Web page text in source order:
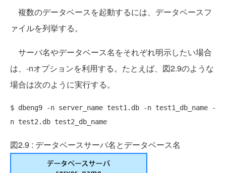
複数のデータベースを起動するには、データベースフ
ァイルを列挙する。
サーバ名やデータベース名をそれぞれ明示したい場合
は、-nオプションを利用する。たとえば、図2.9のような
場合は次のように実行する。
$ dbeng9 -n server_name test1.db -n test1_db_name -
図2.9 : データベースサーバ名とデータベース名